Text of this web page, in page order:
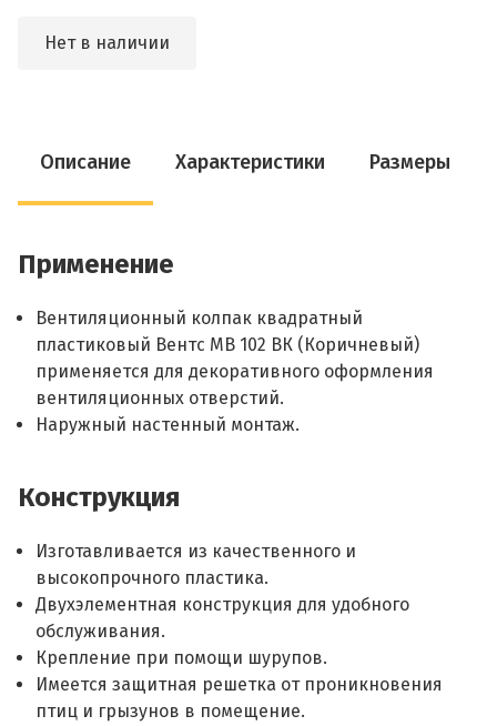
Нет в наличии
Описание Характеристики Размеры
Применение
Вентиляционный колпак квадратный
пластиковый Вентс МВ 102 ВК (Коричневый)
применяется для декоративного оформления
вентиляционных отверстий.
Наружный настенный монтаж.
Конструкция
Изготавливается из качественного и
высокопрочного пластика.
Двухэлементная конструкция для удобного
обслуживания.
Крепление при помощи шурупов.
Имеется защитная решетка от проникновения
птиц и грызунов в помещение.